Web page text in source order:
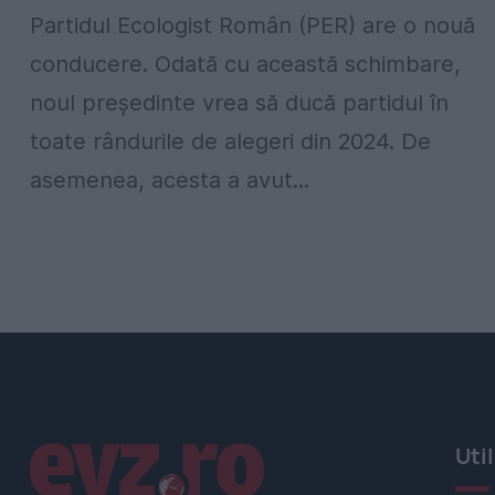
Partidul Ecologist Român (PER) are o nouă
conducere. Odată cu această schimbare,
noul președinte vrea să ducă partidul în
toate rândurile de alegeri din 2024. De
asemenea, acesta a avut...
Linkuri utile